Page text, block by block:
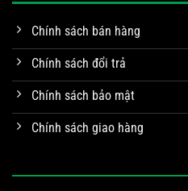
Chính sách bán hàng
Chính sách đổi trả
Chính sách bảo mật
Chính sách giao hàng